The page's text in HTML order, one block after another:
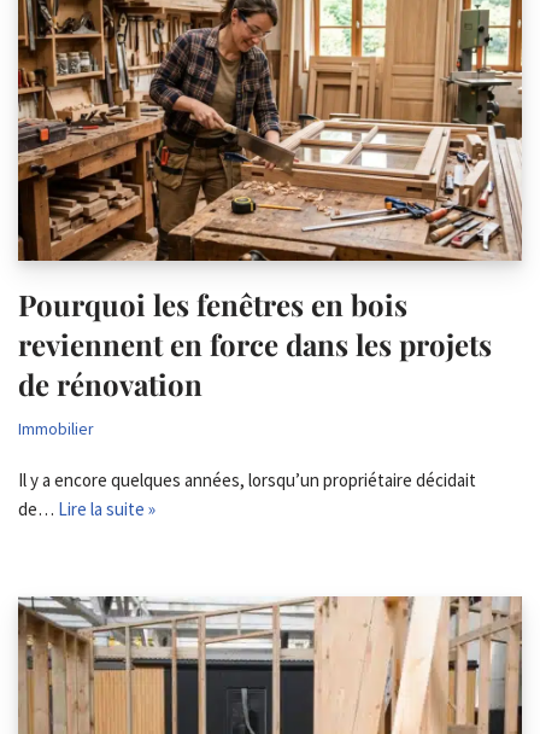
Pourquoi les fenêtres en bois
reviennent en force dans les projets
de rénovation
Immobilier
Il y a encore quelques années, lorsqu’un propriétaire décidait
de… Lire la suite »